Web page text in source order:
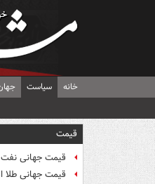
خانه سیاست
قیمت
قیمت جهانی نفت امروز
قیمت جهانی طلا امروز